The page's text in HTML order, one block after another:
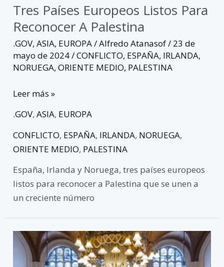
Tres Países Europeos Listos Para
Reconocer A Palestina
.GOV,ASIA, EUROPA/Alfredo Atanasof/ 23 de
mayo de 2024/CONFLICTO, ESPAÑA, IRLANDA,
NORUEGA,ORIENTE MEDIO, PALESTINA
Leer más »
.GOV,ASIA, EUROPA
CONFLICTO, ESPAÑA, IRLANDA, NORUEGA,
ORIENTE MEDIO, PALESTINA
España, Irlanda y Noruega, tres países europeos
listos para reconocer a Palestina que se unen a
un creciente número
Reciente
Conflicto